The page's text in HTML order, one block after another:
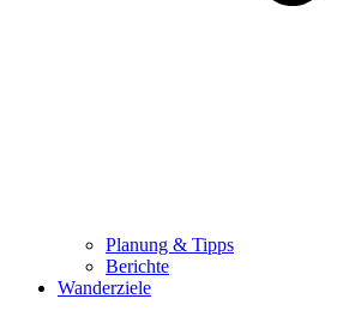
Planung & Tipps
Berichte
Wanderziele